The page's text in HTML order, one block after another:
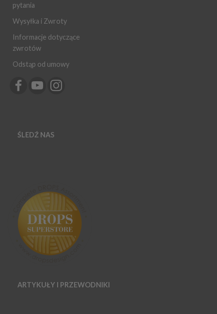
pytania
Wysyłka i Zwroty
Informacje dotyczące
zwrotów
Odstąp od umowy
ŚLEDŹ NAS
ARTYKUŁY I PRZEWODNIKI